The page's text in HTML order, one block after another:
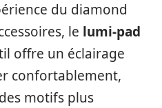
du diamond
le lumi-pad
offre un éclairage
confortablement,
motifs plus